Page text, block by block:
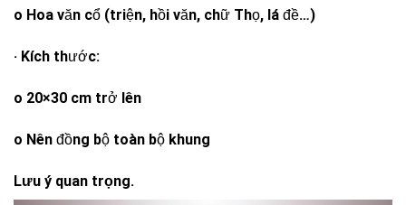
o Hoa văn cổ (triện, hồi văn, chữ Thọ, lá đề…)
· Kích thước:
o 20×30 cm trở lên
o Nên đồng bộ toàn bộ khung
Lưu ý quan trọng.